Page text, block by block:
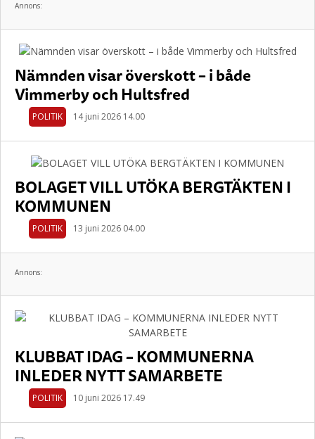
Annons:
Nämnden visar överskott – i både
Vimmerby och Hultsfred
POLITIK 14 juni 2026 14.00
BOLAGET VILL UTÖKA BERGTÄKTEN I
KOMMUNEN
POLITIK 13 juni 2026 04.00
Annons:
KLUBBAT IDAG – KOMMUNERNA
INLEDER NYTT SAMARBETE
POLITIK 10 juni 2026 17.49